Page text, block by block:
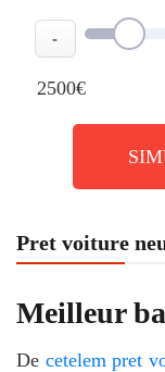
-
2500€
Pret voiture
Meilleur
De cetelem pret